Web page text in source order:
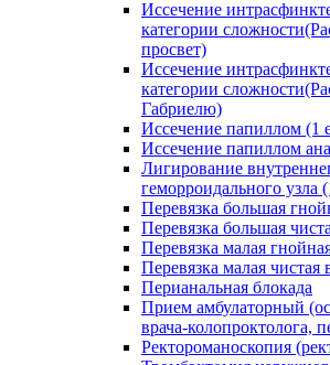
Иссечение
категории
просвет)
Иссечение
категории
Габриелю)
Иссечение папиллом (1
Иссечение папиллом
Лигирование
геморроидального узла
Перевязка большая
Перевязка большая
Перевязка малая
Перевязка малая чистая
Перианальная блокада
Прием амбулаторный
врача-колопроктолога,
Ректороманоскопия